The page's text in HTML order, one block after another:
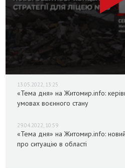
13.05.2022, 13:25
«Тема дня» на Житомир.info:
умовах воєнного стану
29.04.2022, 10:59
«Тема дня» на Житомир.info:
про ситуацію в області